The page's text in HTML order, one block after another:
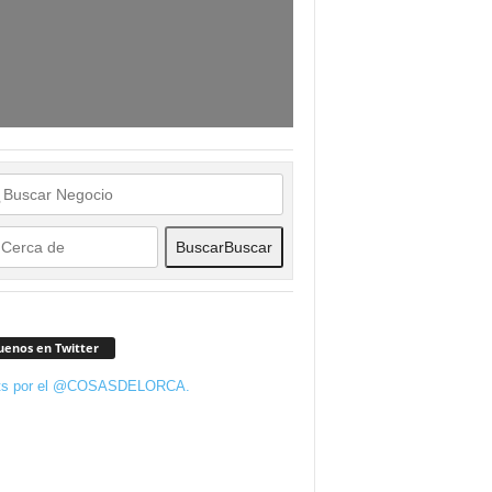
BuscarBuscar
en Twitter
por el @COSASDELORCA.